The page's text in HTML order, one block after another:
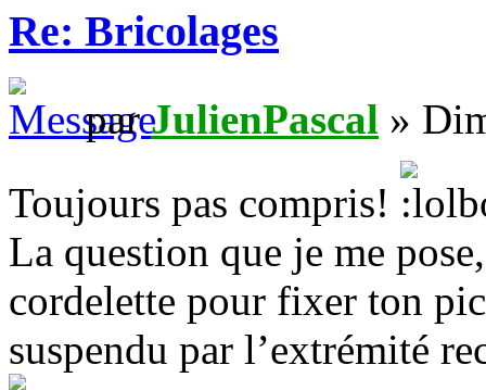
Re: Bricolages
parJulienPascal »
Toujours pas compris!
La question que je me
cordelette pour fixer ton
suspendu par l’extrémité